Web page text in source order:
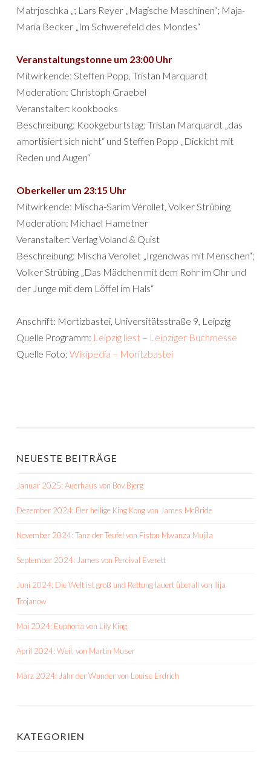
Matrjoschka „; Lars Reyer „Magische Maschinen“; Maja-
Maria Becker „Im Schwerefeld des Mondes“
Veranstaltungstonne um 23:00 Uhr
Mitwirkende: Steffen Popp, Tristan Marquardt
Moderation: Christoph Graebel
Veranstalter: kookbooks
Beschreibung: Kookgeburtstag: Tristan Marquardt „das
amortisiert sich nicht“ und Steffen Popp „Dickicht mit
Reden und Augen“
Oberkeller um 23:15 Uhr
Mitwirkende: Mischa-Sarim Vérollet, Volker Strübing
Moderation: Michael Hametner
Veranstalter: Verlag Voland & Quist
Beschreibung: Mischa Verollet „Irgendwas mit Menschen“;
Volker Strübing „Das Mädchen mit dem Rohr im Ohr und
der Junge mit dem Löffel im Hals“
Anschrift: Mortizbastei, Universitätsstraße 9, Leipzig
Quelle Programm: Leipzig liest – Leipziger Buchmesse
Quelle Foto: Wikipedia – Moritzbastei
NEUESTE BEITRÄGE
Januar 2025: Auerhaus von Bov Bjerg
Dezember 2024: Der heilige King Kong von James McBride
November 2024: Tanz der Teufel von Fiston Mwanza Mujila
September 2024: James von Percival Everett
Juni 2024: Die Welt ist groß und Rettung lauert überall von Ilija
Trojanow
Mai 2024: Euphoria von Lily King
April 2024: Weil. von Martin Muser
März 2024: Jahr der Wunder von Louise Erdrich
KATEGORIEN